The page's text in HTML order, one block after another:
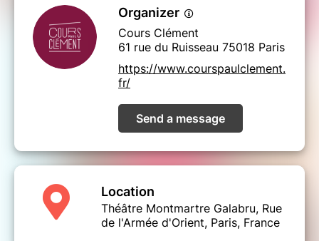
Organizer
Cours Clément
61 rue du Ruisseau 75018 Paris
https://www.courspaulclement.
fr/
Send a message
Location
Théâtre Montmartre Galabru, Rue
de l'Armée d'Orient, Paris, France